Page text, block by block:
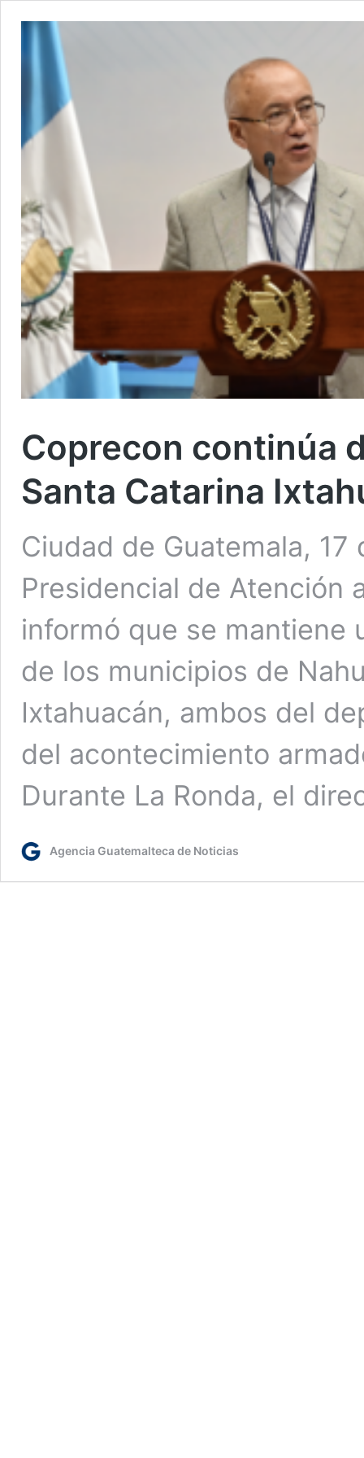
Coprecon continúa
Santa Catarina
Ciudad de Guatemala,
Presidencial de Atención
informó que se mantiene
de los municipios de
Ixtahuacán, ambos del
del acontecimiento
Durante La Ronda, el
Agencia Guatemalteca de Noticias